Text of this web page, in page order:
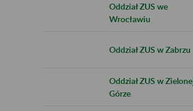
Oddział ZUS we
Wrocławiu
Oddział ZUS w Zabrzu
Oddział ZUS w
Górze